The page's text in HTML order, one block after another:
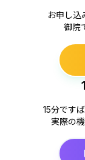
お申し込
御院
15分です
実際の